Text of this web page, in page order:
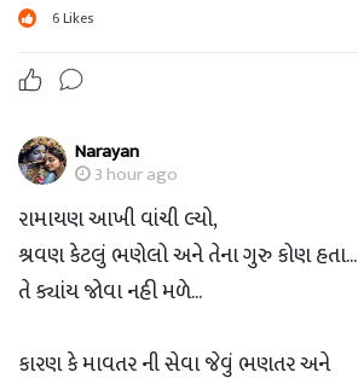
6Likes
Narayan
3 hour ago
રામાયણ આખી વાંચી લ્યો,
શ્રવણ કેટલું ભણેલો અને તેના ગુરુ કોણ હતા...
તે ક્યાંય જોવા નહી મળે...
કારણ કે માવતર ની સેવા જેવું ભણતર અને